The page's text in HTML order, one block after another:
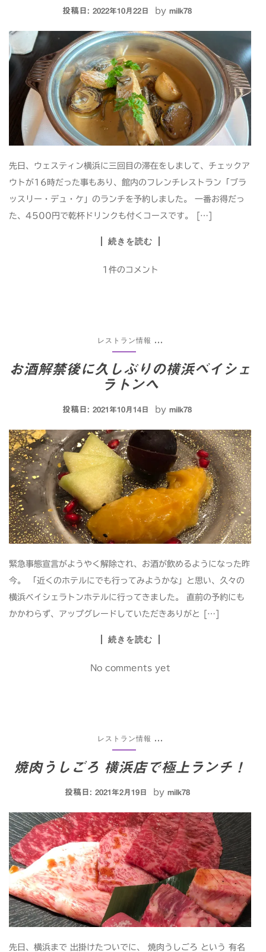
投稿日: 2022年10月22日 by milk78
先日、ウェスティン横浜に三回目の滞在をしまして、チェックア
ウトが16時だった事もあり、館内のフレンチレストラン「ブラ
ッスリー・デュ・ケ」のランチを予約しました。 一番お得だっ
た、4500円で乾杯ドリンクも付くコースです。 […]
続きを読む
1件のコメント
レストラン情報
お酒解禁後に久しぶりの横浜ベイシェ
ラトンへ
投稿日: 2021年10月14日 by milk78
緊急事態宣言がようやく解除され、お酒が飲めるようになった昨
今。 「近くのホテルにでも行ってみようかな」と思い、久々の
横浜ベイシェラトンホテルに行ってきました。 直前の予約にも
かかわらず、アップグレードしていただきありがと […]
続きを読む
No comments yet
レストラン情報 ...
焼肉うしごろ 横浜店で極上ランチ！
投稿日: 2021年2月19日 by milk78
先日、横浜まで 出掛けたついでに、 焼肉うしごろ という 有名